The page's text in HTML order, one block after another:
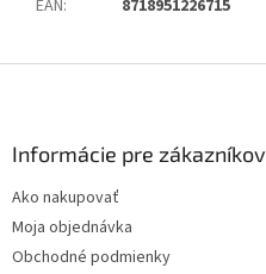
EAN: 8718951226715
Informácie pre zákazníkov
Ako nakupovať
Moja objednávka
Obchodné podmienky